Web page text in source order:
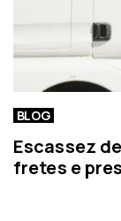
BLOG
Escassez
fretes e